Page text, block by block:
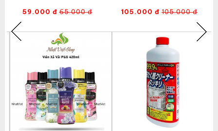
59.000 đ 65.000 đ 105.000 đ 105.000 đ